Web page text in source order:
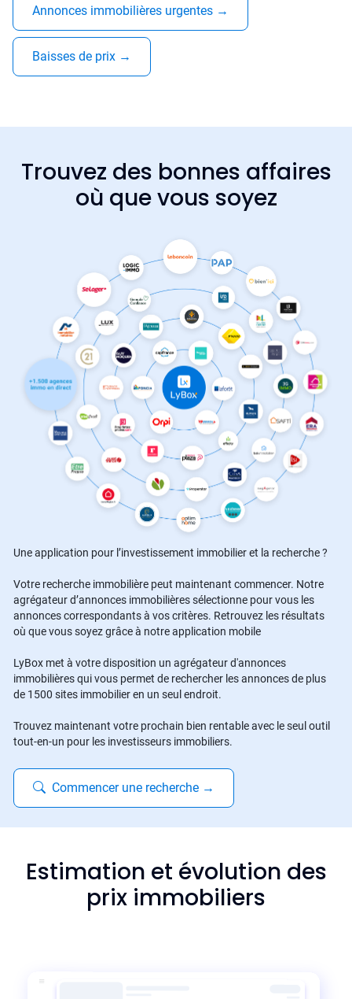
Annonces immobilières urgentes →
Baisses de prix →
Trouvez des bonnes affaires
où que vous soyez
Une application pour l’investissement immobilier et la recherche ?
Votre recherche immobilière peut maintenant commencer. Notre
agrégateur d’annonces immobilières sélectionne pour vous les
annonces correspondants à vos critères. Retrouvez les résultats
où que vous soyez grâce à notre application mobile
LyBox met à votre disposition un agrégateur d'annonces
immobilières qui vous permet de rechercher les annonces de plus
de 1500 sites immobilier en un seul endroit.
Trouvez maintenant votre prochain bien rentable avec le seul outil
tout-en-un pour les investisseurs immobiliers.
Commencer une recherche →
Estimation et évolution des
prix immobiliers